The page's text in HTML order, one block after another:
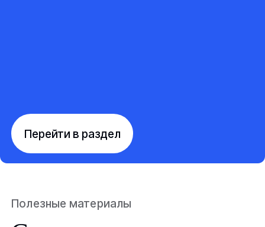
Перейти в раздел
Полезные материалы